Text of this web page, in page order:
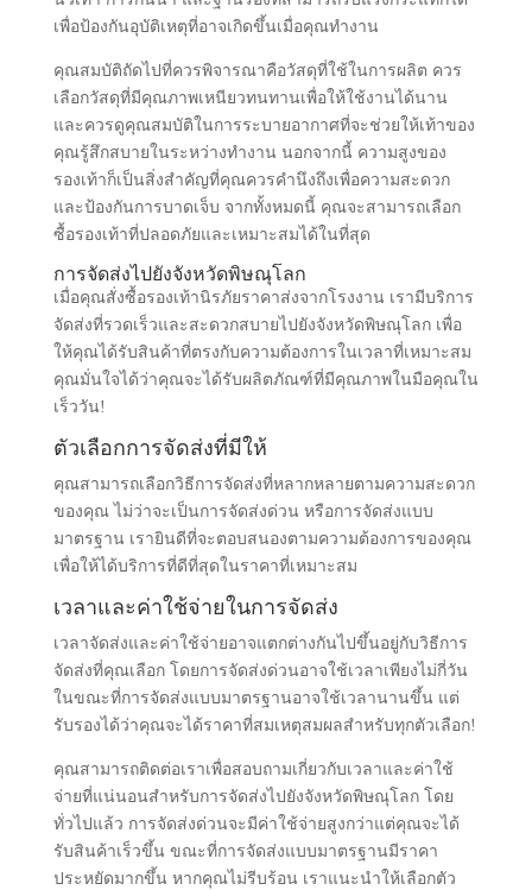
เพื่อป้องกันอุบัติเหตุที่อาจเกิดขึ้นเมื่อคุณทำงาน
คุณสมบัติถัดไปที่ควรพิจารณาคือวัสดุที่ใช้ในการผลิต ควร
เลือกวัสดุที่มีคุณภาพเหนียวทนทานเพื่อให้ใช้งานได้นาน
และควรดูคุณสมบัติในการระบายอากาศที่จะช่วยให้เท้าของ
คุณรู้สึกสบายในระหว่างทำงาน นอกจากนี้ ความสูงของ
รองเท้าก็เป็นสิ่งสำคัญที่คุณควรคำนึงถึงเพื่อความสะดวก
และป้องกันการบาดเจ็บ จากทั้งหมดนี้ คุณจะสามารถเลือก
ซื้อรองเท้าที่ปลอดภัยและเหมาะสมได้ในที่สุด
การจัดส่งไปยังจังหวัดพิษณุโลก
เมื่อคุณสั่งซื้อรองเท้านิรภัยราคาส่งจากโรงงาน เรามีบริการ
จัดส่งที่รวดเร็วและสะดวกสบายไปยังจังหวัดพิษณุโลก เพื่อ
ให้คุณได้รับสินค้าที่ตรงกับความต้องการในเวลาที่เหมาะสม
คุณมั่นใจได้ว่าคุณจะได้รับผลิตภัณฑ์ที่มีคุณภาพในมือคุณใน
เร็ววัน!
ตัวเลือกการจัดส่งที่มีให้
คุณสามารถเลือกวิธีการจัดส่งที่หลากหลายตามความสะดวก
ของคุณ ไม่ว่าจะเป็นการจัดส่งด่วน หรือการจัดส่งแบบ
มาตรฐาน เรายินดีที่จะตอบสนองตามความต้องการของคุณ
เพื่อให้ได้บริการที่ดีที่สุดในราคาที่เหมาะสม
เวลาและค่าใช้จ่ายในการจัดส่ง
เวลาจัดส่งและค่าใช้จ่ายอาจแตกต่างกันไปขึ้นอยู่กับวิธีการ
จัดส่งที่คุณเลือก โดยการจัดส่งด่วนอาจใช้เวลาเพียงไม่กี่วัน
ในขณะที่การจัดส่งแบบมาตรฐานอาจใช้เวลานานขึ้น แต่
รับรองได้ว่าคุณจะได้ราคาที่สมเหตุสมผลสำหรับทุกตัวเลือก!
คุณสามารถติดต่อเราเพื่อสอบถามเกี่ยวกับเวลาและค่าใช้
จ่ายที่แน่นอนสำหรับการจัดส่งไปยังจังหวัดพิษณุโลก โดย
ทั่วไปแล้ว การจัดส่งด่วนจะมีค่าใช้จ่ายสูงกว่าแต่คุณจะได้
รับสินค้าเร็วขึ้น ขณะที่การจัดส่งแบบมาตรฐานมีราคา
ประหยัดมากขึ้น หากคุณไม่รีบร้อน เราแนะนำให้เลือกตัว